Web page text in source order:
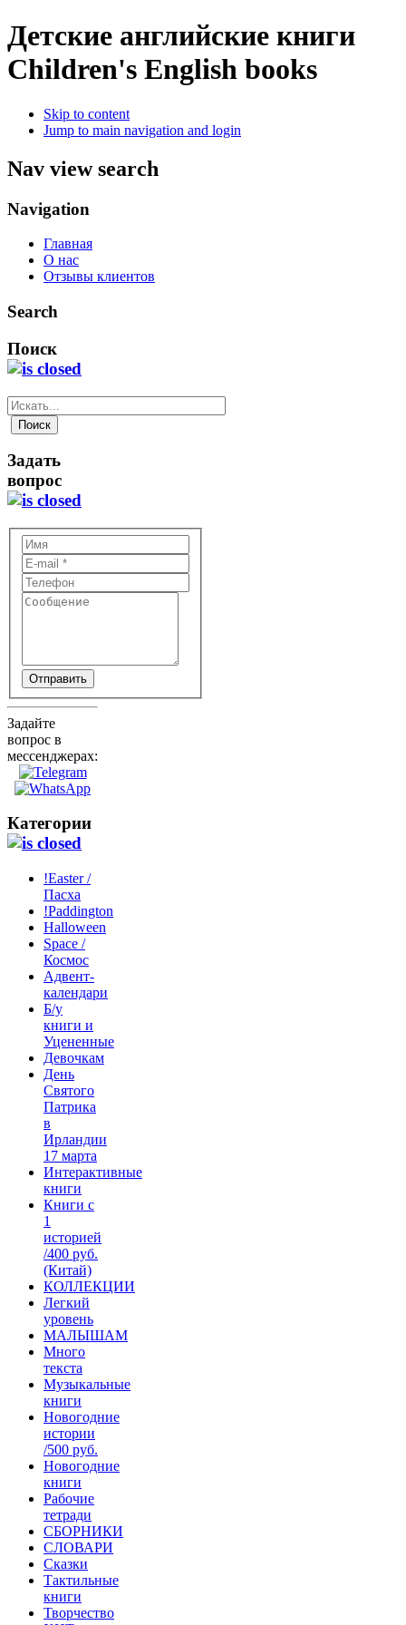
Детские английские книги
Children's English books
Skip to content
Jump to main navigation and login
Nav view search
Navigation
Главная
О нас
Отзывы клиентов
Search
Поиск
Задать
вопрос
Отправить
Задайте
вопрос в
мессенджерах:
Категории
!Easter /
Пасха
!Paddington
Halloween
Space /
Космос
Адвент-
календари
Б/у
книги и
Уцененные
Девочкам
День
Святого
Патрика
в
Ирландии
17 марта
Интерактивные
книги
Книги с
1
историей
/400 руб.
(Китай)
КОЛЛЕКЦИИ
Легкий
уровень
МАЛЫШАМ
Много
текста
Музыкальные
книги
Новогодние
истории
/500 руб.
Новогодние
книги
Рабочие
тетради
СБОРНИКИ
СЛОВАРИ
Сказки
Тактильные
книги
Творчество